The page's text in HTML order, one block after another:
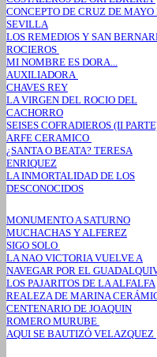
CONCEPTO DE CRUZ DE MAYO
SEVILLA
LOS REMEDIOS Y SAN
ROCIEROS
MI NOMBRE ES DORA...
AUXILIADORA
CHAVES REY
LA VIRGEN DEL ROCIO DEL
CACHORRO
SEISES COFRADIEROS (II
ARFE CERAMICO
¿SANTA O BEATA? TERESA
ENRIQUEZ
LA INMORTALIDAD DE LOS
DESCONOCIDOS
MONUMENTO A SATURNO
MUCHACHAS Y ALFEREZ
SIGO SOLO
LA NAO VICTORIA VUELVE A
NAVEGAR POR EL
LOS PAJARITOS DE LA ALFALFA
REALEZA DE MARINA
CENTENARIO DE JOAQUIN
ROMERO MURUBE
AQUI SE BAUTIZÓ VELAZQUEZ